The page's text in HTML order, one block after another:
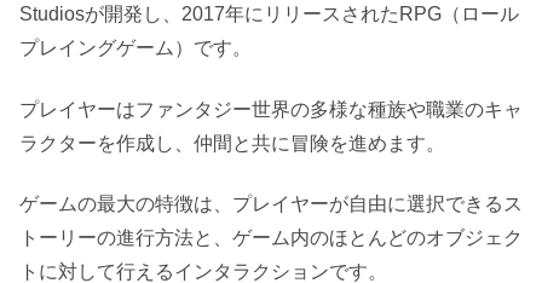
Studiosが開発し、2017年にリリースされたRPG（ロール
プレイングゲーム）です。
プレイヤーはファンタジー世界の多様な種族や職業のキャ
ラクターを作成し、仲間と共に冒険を進めます。
ゲームの最大の特徴は、プレイヤーが自由に選択できるス
トーリーの進行方法と、ゲーム内のほとんどのオブジェク
トに対して行えるインタラクションです。